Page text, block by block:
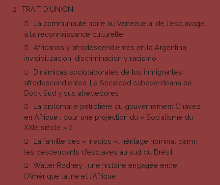
TRAIT D'UNION
La communauté noire au Venezuela: de l'esclavage
à la reconnaissance culturelle
Africanos y afrodescendientes en la Argentina:
invisibilizacion, discriminacion y racismo
Dinámicas sociolaborales de los inmigrantes
afrodescendientes. La Sociedad caboverdeana de
Dock Sud y sus alrededores
La diplomatie pétrolière du gouvernement Chávez
en Afrique : pour une projection du « Socialisme du
XXIe siècle » ?
La famille des « Inácios »: héritage nominal parmi
les descendants d’esclaves au sud du Brésil
Walter Rodney : une histoire engagée entre
l'Amérique latine et l'Afrique